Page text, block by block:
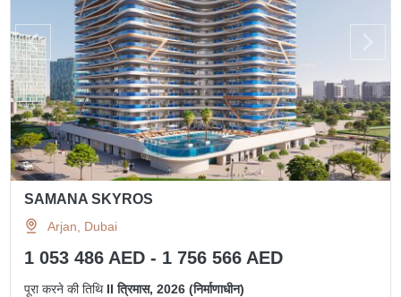
SAMANA SKYROS
Arjan, Dubai
1 053 486 AED - 1 756 566 AED
पूरा करने की तिथि II त्रिमास, 2026 (निर्माणाधीन)